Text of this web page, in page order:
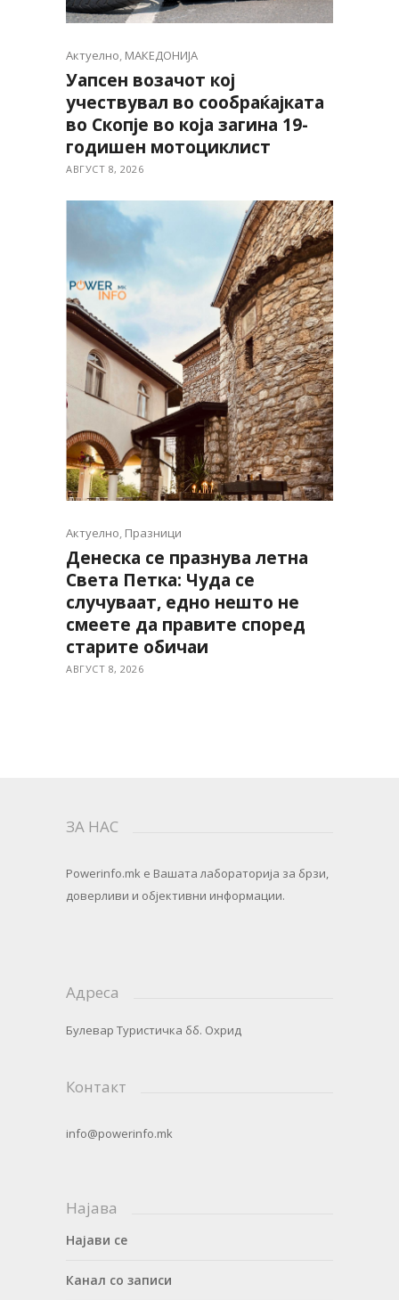
Актуелно, МАКЕДОНИЈА
Уапсен возачот кој
учествувал во сообраќајката
во Скопје во која загина 19-
годишен мотоциклист
АВГУСТ 8, 2026
Актуелно, Празници
Денеска се празнува летна
Света Петка: Чуда се
случуваат, едно нешто не
смеете да правите според
старите обичаи
АВГУСТ 8, 2026
ЗА НАС
Powerinfo.mk e Вашата лабораторија за брзи,
доверливи и објективни информации.
Адреса
Булевар Туристичка бб. Охрид
Контакт
info@powerinfo.mk
Најава
Најави се
Канал со записи